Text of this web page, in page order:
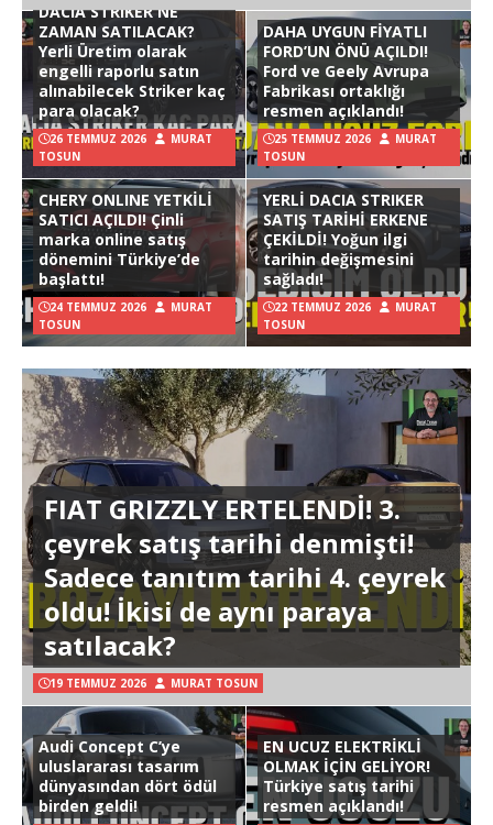
DACIA STRIKER NE
ZAMAN SATILACAK?
Yerli Üretim olarak
engelli raporlu satın
alınabilecek Striker kaç
para olacak?
26 TEMMUZ 2026
MURAT
TOSUN
DAHA UYGUN FİYATLI
FORD’UN ÖNÜ AÇILDI!
Ford ve Geely Avrupa
Fabrikası ortaklığı
resmen açıklandı!
25 TEMMUZ 2026
MURAT
TOSUN
CHERY ONLINE YETKİLİ
SATICI AÇILDI! Çinli
marka online satış
dönemini Türkiye’de
başlattı!
24 TEMMUZ 2026
MURAT
TOSUN
YERLİ DACIA STRIKER
SATIŞ TARİHİ ERKENE
ÇEKİLDİ! Yoğun ilgi
tarihin değişmesini
sağladı!
22 TEMMUZ 2026
MURAT
TOSUN
FIAT GRIZZLY ERTELENDİ! 3.
çeyrek satış tarihi denmişti!
Sadece tanıtım tarihi 4. çeyrek
oldu! İkisi de aynı paraya
satılacak?
19 TEMMUZ 2026 MURAT TOSUN
Audi Concept C’ye
uluslararası tasarım
dünyasından dört ödül
birden geldi!
EN UCUZ ELEKTRİKLİ
OLMAK İÇİN GELİYOR!
Türkiye satış tarihi
resmen açıklandı!